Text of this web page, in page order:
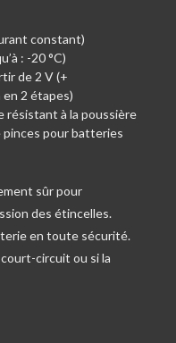
constant)
: -20 °C)
de 2 V (+
2 étapes)
résistant à la poussière
pinces pour batteries
sûr pour
des étincelles.
en toute sécurité.
circuit ou si la